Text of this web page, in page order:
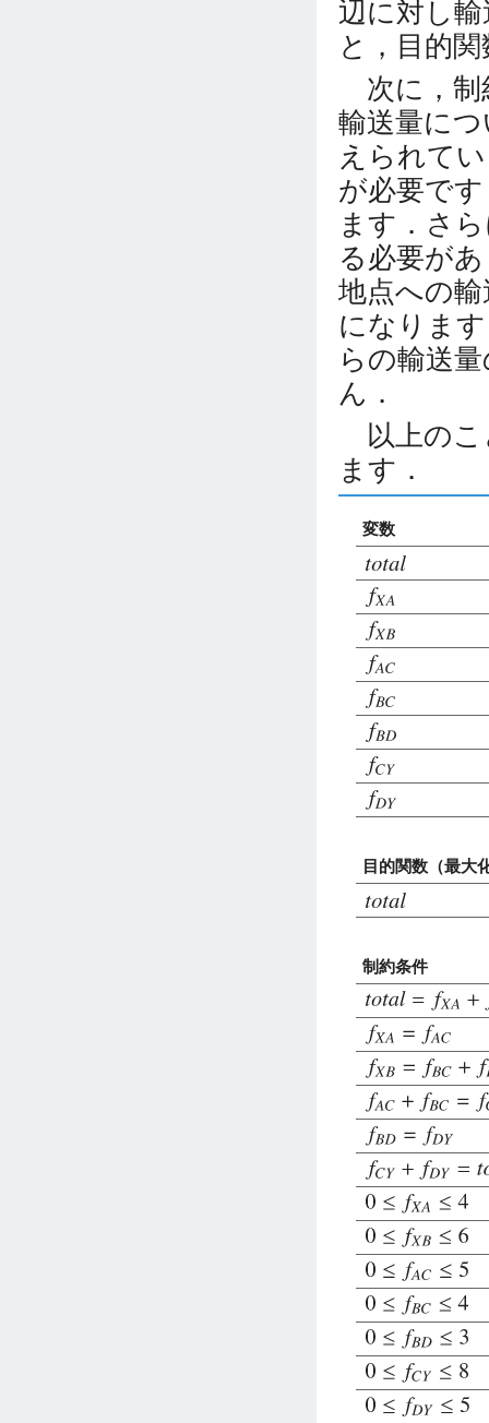
辺に対し
と，目的
次に，制
輸送量に
えられて
が必要で
ます．さ
る必要が
地点への
になりま
らの輸送
ん．
以上のこ
ます．
変数
目的関数（最大
制約条件